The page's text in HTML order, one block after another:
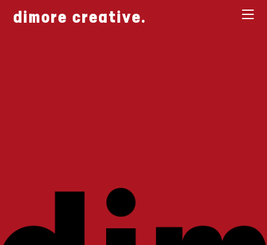
dimore creative.